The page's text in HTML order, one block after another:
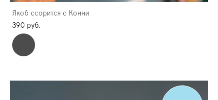
Якоб ссорится с Конни
390 pуб.